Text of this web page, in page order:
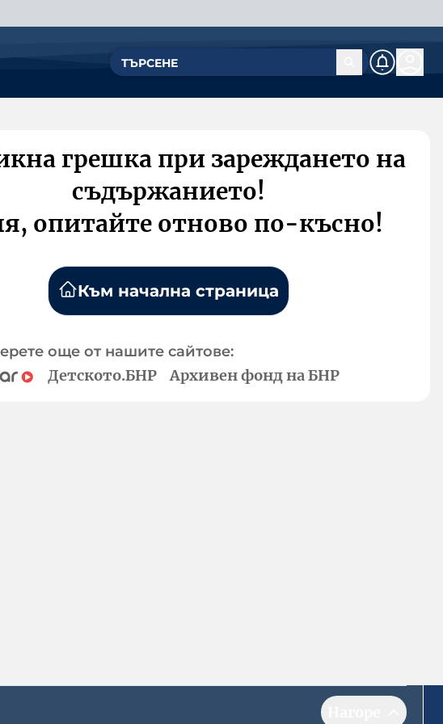
грешка при зареждането на
съдържанието!
опитайте отново по-късно!
Към начална страница
още от нашите сайтове:
Детското.БНР Архивен фонд на БНР